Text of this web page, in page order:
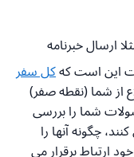
ارسال خبرنامه
این است کهکل سفر
از شما (نقطه صفر)
شما را بررسی
چگونه آنها را